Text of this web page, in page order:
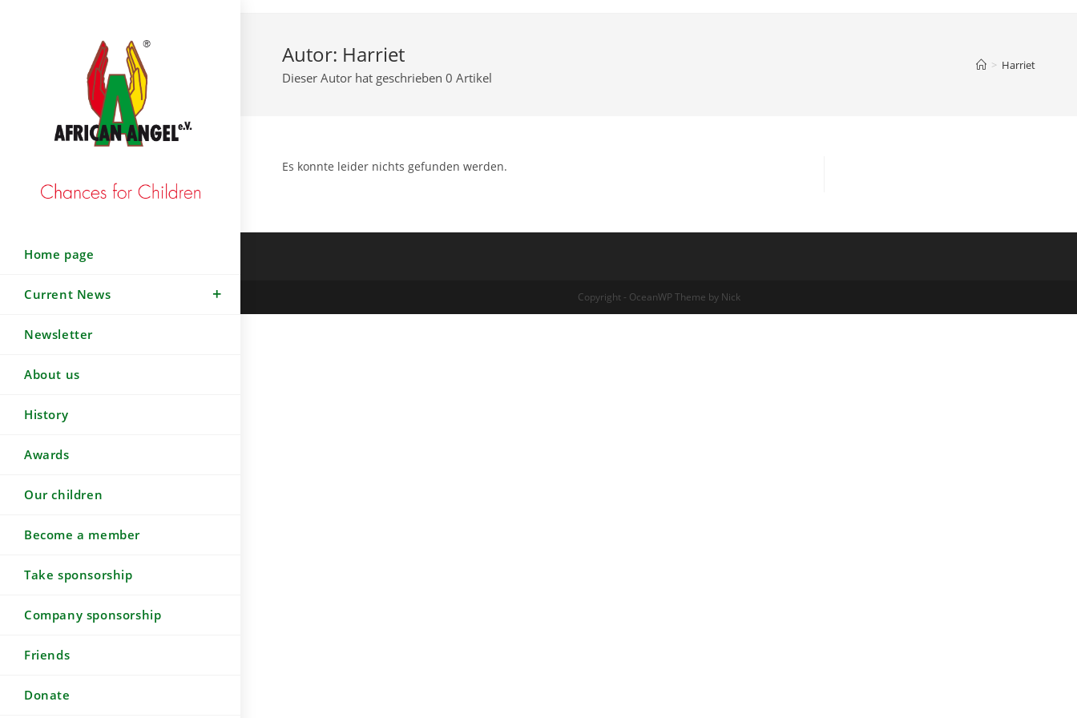
springen
Home page
Current News
Newsletter
About us
History
Awards
Our children
Become a member
Take sponsorship
Company sponsorship
Friends
Donate
Autor: Harriet
Dieser Autor hat geschrieben 0 Artikel
> Harriet
Es konnte leider nichts gefunden werden.
Copyright - OceanWP Theme by Nick